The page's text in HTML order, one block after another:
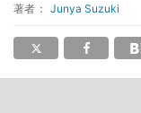
著者： Junya Suzuki